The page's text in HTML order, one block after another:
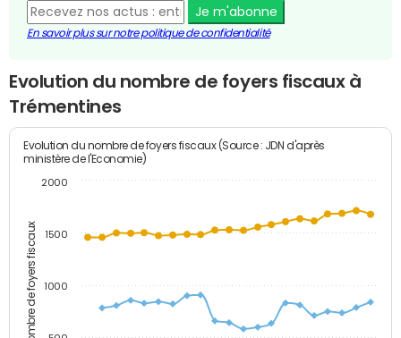
Je m'abonne
En savoir plus sur notre politique de confidentialité
Evolution du nombre de foyers fiscaux à
Trémentines
Nombre de foyers fiscaux
Evolution du nombre de foyers fiscaux (Source : JDN d'après
ministère de l'Economie)
1000
1500
2000